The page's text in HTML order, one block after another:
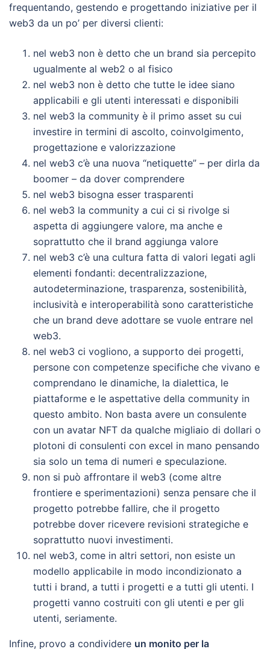
frequentando, gestendo e progettando iniziative per il
web3 da un po’ per diversi clienti:
nel web3 non è detto che un brand sia percepito
ugualmente al web2 o al fisico
nel web3 non è detto che tutte le idee siano
applicabili e gli utenti interessati e disponibili
nel web3 la community è il primo asset su cui
investire in termini di ascolto, coinvolgimento,
progettazione e valorizzazione
nel web3 c’è una nuova “netiquette” – per dirla da
boomer – da dover comprendere
nel web3 bisogna esser trasparenti
nel web3 la community a cui ci si rivolge si
aspetta di aggiungere valore, ma anche e
soprattutto che il brand aggiunga valore
nel web3 c’è una cultura fatta di valori legati agli
elementi fondanti: decentralizzazione,
autodeterminazione, trasparenza, sostenibilità,
inclusività e interoperabilità sono caratteristiche
che un brand deve adottare se vuole entrare nel
web3.
nel web3 ci vogliono, a supporto dei progetti,
persone con competenze specifiche che vivano e
comprendano le dinamiche, la dialettica, le
piattaforme e le aspettative della community in
questo ambito. Non basta avere un consulente
con un avatar NFT da qualche migliaio di dollari o
plotoni di consulenti con excel in mano pensando
sia solo un tema di numeri e speculazione.
non si può affrontare il web3 (come altre
frontiere e sperimentazioni) senza pensare che il
progetto potrebbe fallire, che il progetto
potrebbe dover ricevere revisioni strategiche e
soprattutto nuovi investimenti.
nel web3, come in altri settori, non esiste un
modello applicabile in modo incondizionato a
tutti i brand, a tutti i progetti e a tutti gli utenti. I
progetti vanno costruiti con gli utenti e per gli
utenti, seriamente.
Infine, provo a condividere un monito per la